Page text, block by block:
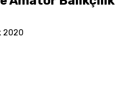
2020